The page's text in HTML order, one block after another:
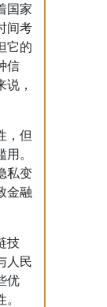
国家
间考
它的
信
，
，但
。
私变
金融
技
人民
优